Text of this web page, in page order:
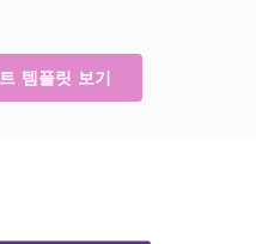
템플릿 보기